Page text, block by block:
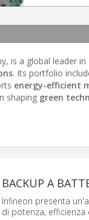
is a global leader in
. Its portfolio
energy-efficient
shaping green
BACKUP A
Infineon presenta
di potenza, efficienza